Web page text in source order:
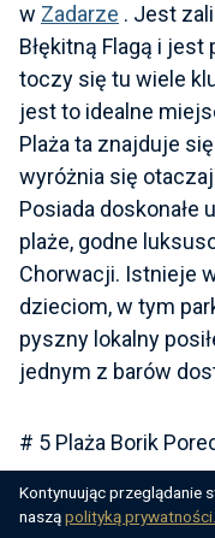
w Zadarze . Jest
Błękitną Flagą i
toczy się tu wiele
jest to idealne
Plaża ta znajduje
wyróżnia się
Posiada doskonałe
plaże, godne
Chorwacji. Istnieje
dzieciom, w tym
pyszny lokalny
jednym z barów
# 5 Plaża Borik
Porec to
Kontynuując przeglądanie
nasząpolityką prywatności.